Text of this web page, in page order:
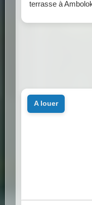
terrasse à
a louer